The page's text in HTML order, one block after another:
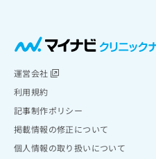
運営会社
利用規約
記事制作ポリシー
掲載情報の修正について
個人情報の取り扱いについて